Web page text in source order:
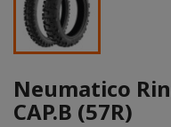
Neumatico
CAP.B (57R)